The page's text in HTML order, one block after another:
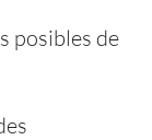
posibles de